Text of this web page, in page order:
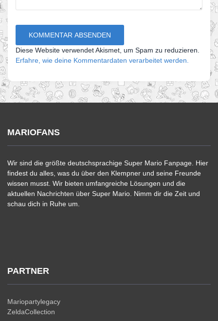
Diese Website verwendet Akismet, um Spam zu reduzieren.
Erfahre, wie deine Kommentardaten verarbeitet werden.
MARIOFANS
Wir sind die größte deutschsprachige Super Mario Fanpage. Hier
findest du alles, was du über den Klempner und seine Freunde
wissen musst. Wir bieten umfangreiche Lösungen und die
aktuellen Nachrichten über Super Mario. Nimm dir die Zeit und
schau dich in Ruhe um.
PARTNER
Mariopartylegacy
ZeldaCollection